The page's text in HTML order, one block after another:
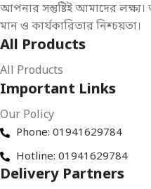
আপনার সন্তুষ্টিই আমাদের লক্ষ্য।
মান ও কার্যকারিতার নিশ্চয়তা।
All Products
All Products
Important Links
Our Policy
Phone: 01941629784
Hotline: 01941629784
Delivery Partners